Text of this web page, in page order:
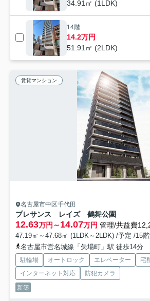
34.91㎡ (1LDK)
14階
14.2万円
51.91㎡ (2LDK)
賃貸マンション
名古屋市中区千代田
プレサンス レイズ 鶴舞公園
12.63万円～14.07万円 管理/共益費
47.19㎡～47.68㎡ (1LDK～2LDK) /予定 /15
名古屋市営名城線「矢場町」駅 徒歩14分
駐輪場 オートロック エレベーター
宅
インターネット対応
防犯カメラ
新築